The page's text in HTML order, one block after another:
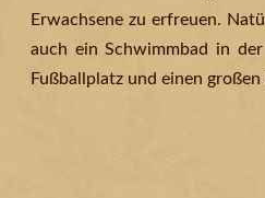
Erwachsene zu erfreuen.
auch ein Schwimmbad in
Fußballplatz und einen großen